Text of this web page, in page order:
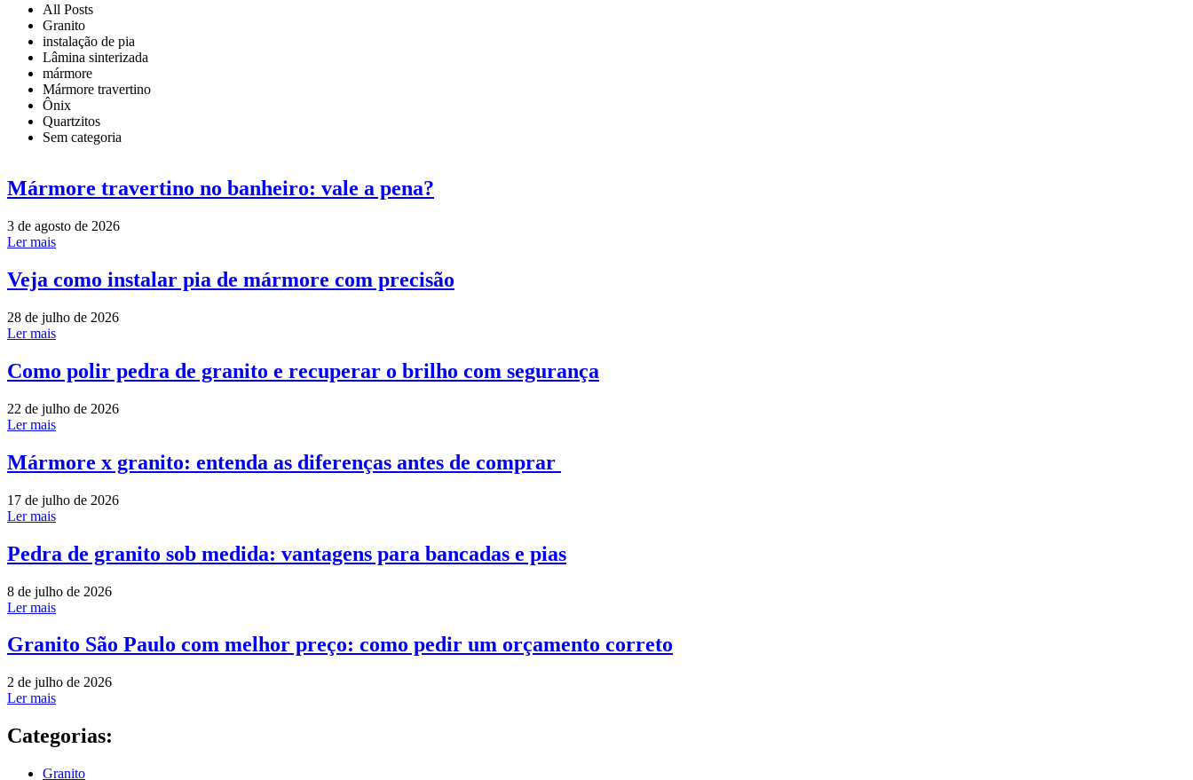
All Posts
Granito
instalação de pia
Lâmina sinterizada
mármore
Mármore travertino
Ônix
Quartzitos
Sem categoria
Mármore travertino no banheiro: vale a pena?
3 de agosto de 2026
Ler mais
Veja como instalar pia de mármore com precisão
28 de julho de 2026
Ler mais
Como polir pedra de granito e recuperar o brilho com segurança
22 de julho de 2026
Ler mais
Mármore x granito: entenda as diferenças antes de comprar
17 de julho de 2026
Ler mais
Pedra de granito sob medida: vantagens para bancadas e pias
8 de julho de 2026
Ler mais
Granito São Paulo com melhor preço: como pedir um orçamento correto
2 de julho de 2026
Ler mais
Categorias:
Granito